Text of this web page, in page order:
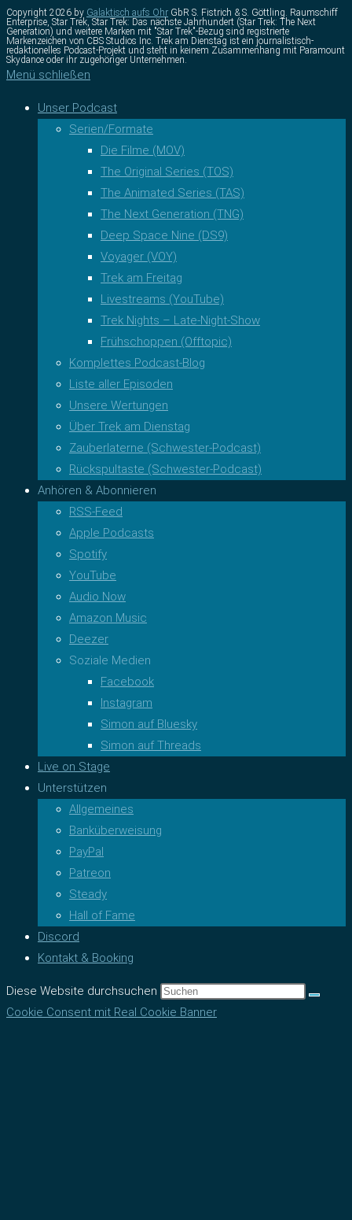
Copyright 2026 by Galaktisch aufs Ohr GbR S. Fistrich & S. Göttling. Raumschiff
Enterprise, Star Trek, Star Trek: Das nächste Jahrhundert (Star Trek: The Next
Generation) und weitere Marken mit "Star Trek"-Bezug sind registrierte
Markenzeichen von CBS Studios Inc. Trek am Dienstag ist ein journalistisch-
redaktionelles Podcast-Projekt und steht in keinem Zusammenhang mit Paramount
Skydance oder ihr zugehöriger Unternehmen.
Menü schließen
Unser Podcast
Serien/Formate
Die Filme (MOV)
The Original Series (TOS)
The Animated Series (TAS)
The Next Generation (TNG)
Deep Space Nine (DS9)
Voyager (VOY)
Trek am Freitag
Livestreams (YouTube)
Trek Nights – Late-Night-Show
Frühschoppen (Offtopic)
Komplettes Podcast-Blog
Liste aller Episoden
Unsere Wertungen
Über Trek am Dienstag
Zauberlaterne (Schwester-Podcast)
Rückspultaste (Schwester-Podcast)
Anhören & Abonnieren
RSS-Feed
Apple Podcasts
Spotify
YouTube
Audio Now
Amazon Music
Deezer
Soziale Medien
Facebook
Instagram
Simon auf Bluesky
Simon auf Threads
Live on Stage
Unterstützen
Allgemeines
Banküberweisung
PayPal
Patreon
Steady
Hall of Fame
Discord
Kontakt & Booking
Diese Website durchsuchen
Cookie Consent mit Real Cookie Banner